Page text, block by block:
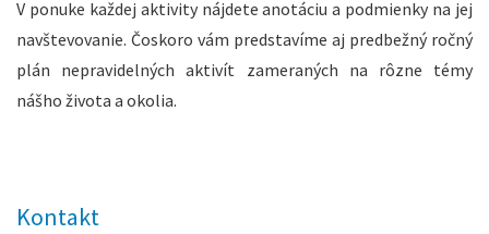
V ponuke každej aktivity nájdete anotáciu a podmienky na jej
navštevovanie. Čoskoro vám predstavíme aj predbežný ročný
plán nepravidelných aktivít zameraných na rôzne témy
nášho života a okolia.
Kontakt